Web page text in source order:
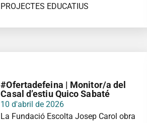
PROJECTES EDUCATIUS
#Ofertadefeina | Monitor/a del
Casal d’estiu Quico Sabaté
10 d'abril de 2026
La Fundació Escolta Josep Carol obra